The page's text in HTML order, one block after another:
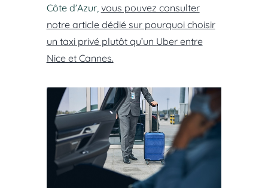
Côte d’Azur, vous pouvez consulter
notre article dédié sur pourquoi choisir
un taxi privé plutôt qu’un Uber entre
Nice et Cannes.